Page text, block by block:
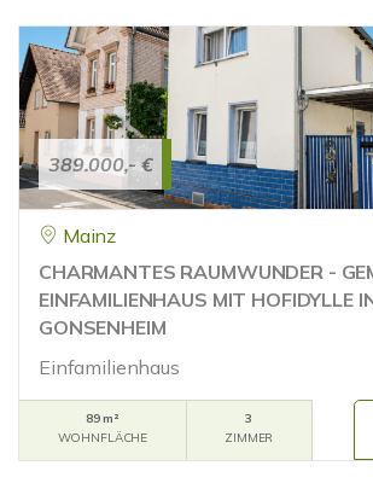
389.000,- €
Mainz
CHARMANTES RAUMWUNDER -
EINFAMILIENHAUS MIT HOFIDYLLE
GONSENHEIM
Einfamilienhaus
89 m²
WOHNFLÄCHE
3
ZIMMER